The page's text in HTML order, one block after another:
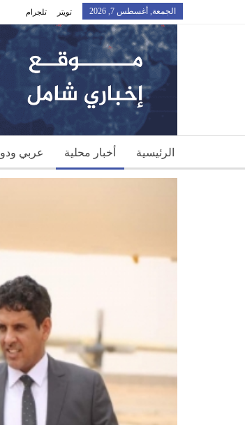
الجمعة, أغسطس 7, 2026 تويتر تلجرام
الرئيسية أخبار محلية عربي